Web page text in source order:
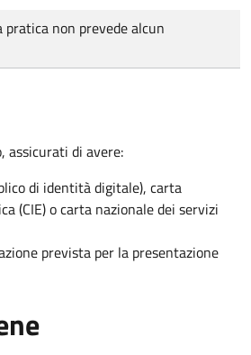
pratica non prevede alcun
assicurati di avere:
di identità digitale), carta
(CIE) o carta nazionale dei servizi
prevista per la presentazione